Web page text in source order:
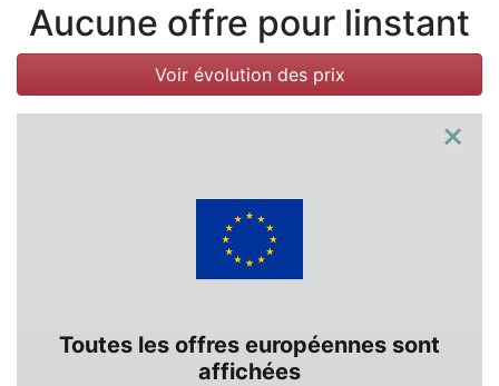
Aucune offre pour linstant
Voir évolution des prix
×
Toutes les offres européennes sont
affichées